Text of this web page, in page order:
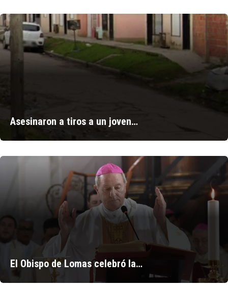
Asesinaron a tiros a un joven…
El Obispo de Lomas celebró la…